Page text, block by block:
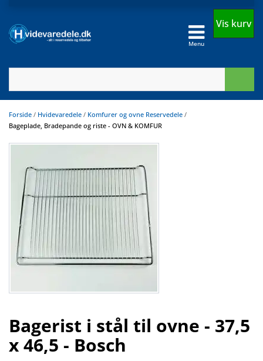
Menu
Vis kurv
Forside / Hvidevaredele / Komfurer og ovne Reservedele /
Bageplade, Bradepande og riste - OVN & KOMFUR
Bagerist i stål til ovne - 37,5
x 46,5 - Bosch